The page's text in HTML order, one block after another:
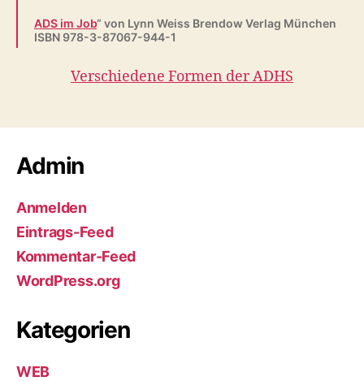
ADS im Job“ von Lynn Weiss Brendow Verlag München
ISBN 978-3-87067-944-1
Verschiedene Formen der ADHS
Admin
Anmelden
Eintrags-Feed
Kommentar-Feed
WordPress.org
Kategorien
WEB